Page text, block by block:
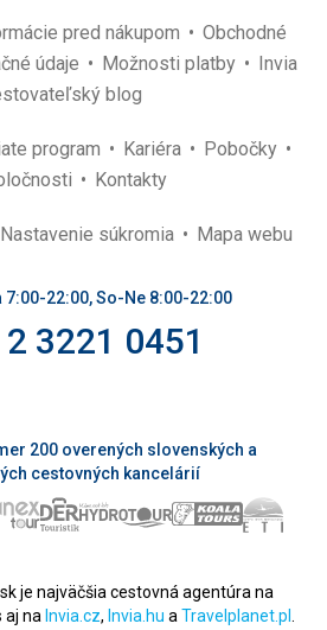
pred nákupom
Obchodné
údaje Možnosti platby
Invia
blog
program Kariéra
Pobočky
Kontakty
Nastavenie súkromia Mapa webu
22:00, So-Ne 8:00-22:00
3221 0451
200 overených slovenských a
cestovných kancelárií
je najväčšia cestovná agentúra na
aj na Invia.cz, Invia.hu a Travelplanet.pl